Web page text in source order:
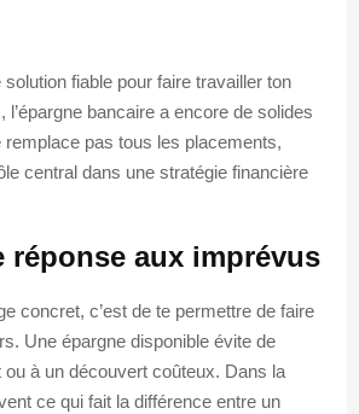
fiable pour faire travailler ton
bancaire a encore de solides
remplace pas tous les placements,
central dans une stratégie financière
réponse aux imprévus
concret, c’est de te permettre de faire
Une épargne disponible évite de
ou à un découvert coûteux. Dans la
ce qui fait la différence entre un